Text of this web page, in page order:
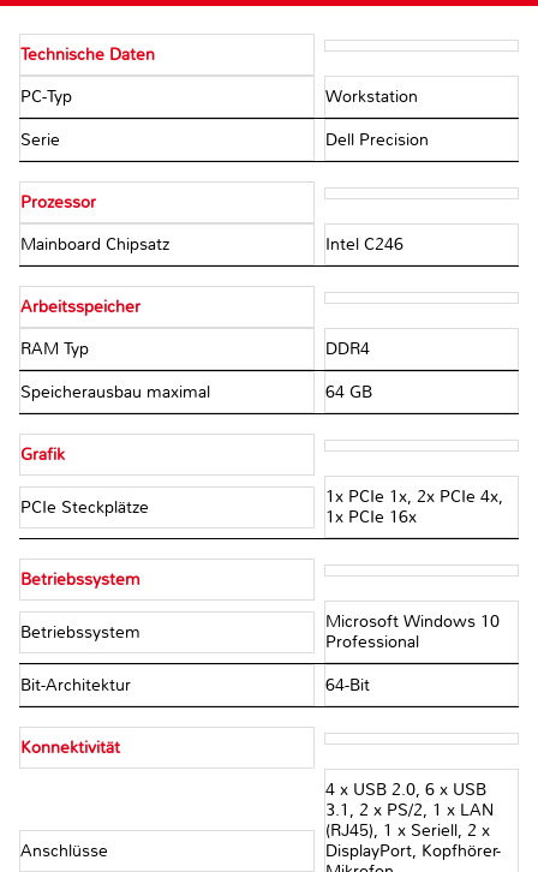
Technische Daten
PC-Typ Workstation
Serie Dell Precision
Prozessor
Mainboard Chipsatz Intel C246
Arbeitsspeicher
RAM Typ DDR4
Speicherausbau maximal 64 GB
Grafik
PCIe Steckplätze
1x PCIe 1x, 2x PCIe 4x,
1x PCIe 16x
Betriebssystem
Betriebssystem
Microsoft Windows 10
Professional
Bit-Architektur 64-Bit
Konnektivität
Anschlüsse
4 x USB 2.0, 6 x USB
3.1, 2 x PS/2, 1 x LAN
(RJ45), 1 x Seriell, 2 x
DisplayPort, Kopfhörer-